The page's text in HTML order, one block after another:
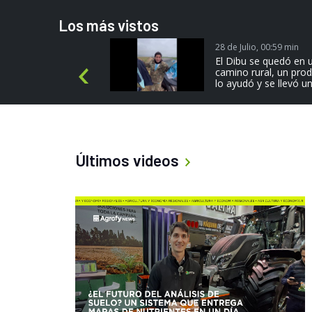
Los más vistos
P
e
o
u
28 de Julio, 00:59 min
El Dibu se quedó en
camino rural, un
lo ayudó y se llevó
Últimos videos